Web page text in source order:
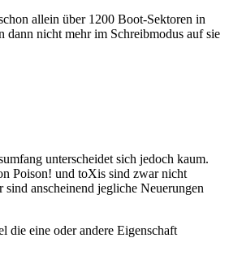
allein über 1200 Boot-Sektoren in
nicht mehr im Schreibmodus auf sie
unterscheidet sich jedoch kaum.
Poison! und toXis sind zwar nicht
anscheinend jegliche Neuerungen
die eine oder andere Eigenschaft